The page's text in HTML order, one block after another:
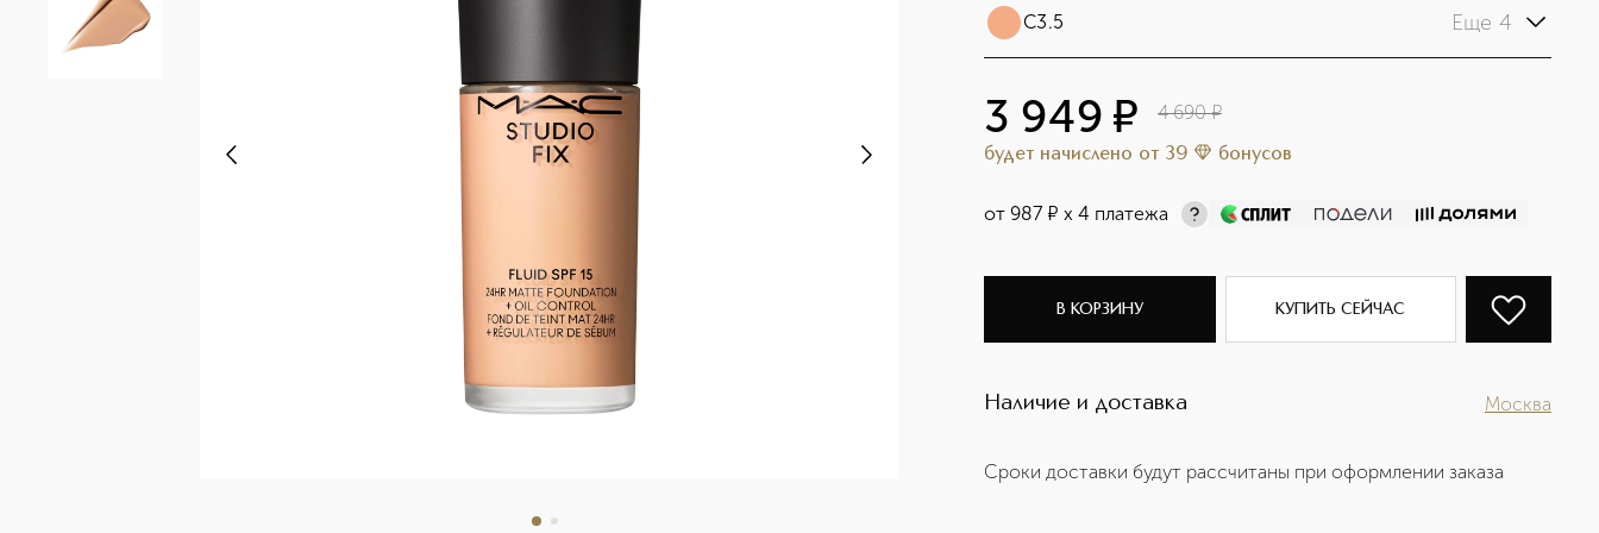
C3.5 Еще 4
3 949 ¤ 4 690 ¤
будет начислено от 39 бонусов
от 987 ¤ х 4 платежа
В КОРЗИНУ КУПИТЬ СЕЙЧАС
Наличие и доставка Москва
Сроки доставки будут рассчитаны при оформлении заказа